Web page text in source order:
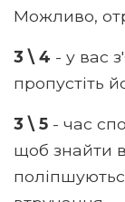
Можливо,
3 \ 4 - у вас
пропустіть
3 \ 5 - час
щоб знайти